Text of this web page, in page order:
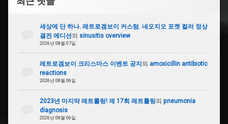
다
세상에 단 하나. 레트로겜보이 커스텀. 네오지오 포켓 컬러 정상
결전 에디션의 sinusitis overview
2026년 08월 07일
레트로겜보이 크리스마스 이벤트 공지의 amoxicillin antibiotic
reactions
2026년 08월 06일
2023년 마지막 레트롤링! 제 17회 레트롤링의 pneumonia
diagnosis
2026년 08월 06일